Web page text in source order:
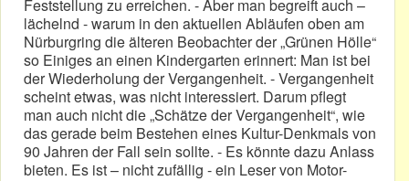
Feststellung zu erreichen. - Aber man begreift auch –
lächelnd - warum in den aktuellen Abläufen oben am
Nürburgring die älteren Beobachter der „Grünen Hölle“
so Einiges an einen Kindergarten erinnert: Man ist bei
der Wiederholung der Vergangenheit. - Vergangenheit
scheint etwas, was nicht interessiert. Darum pflegt
man auch nicht die „Schätze der Vergangenheit“, wie
das gerade beim Bestehen eines Kultur-Denkmals von
90 Jahren der Fall sein sollte. - Es könnte dazu Anlass
bieten. Es ist – nicht zufällig - ein Leser von Motor-